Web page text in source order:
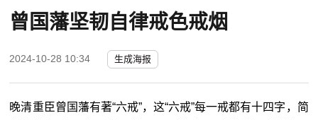
曾国藩坚韧自律戒色戒烟
2024-10-28 10:34 生成海报
晚清重臣曾国藩有著“六戒”，这“六戒”每一戒都有十四字，简